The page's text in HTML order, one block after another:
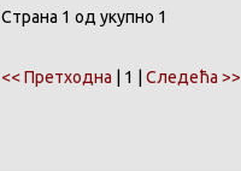
Страна 1 од укупно 1
<< Претходна | 1 | Следећа >>